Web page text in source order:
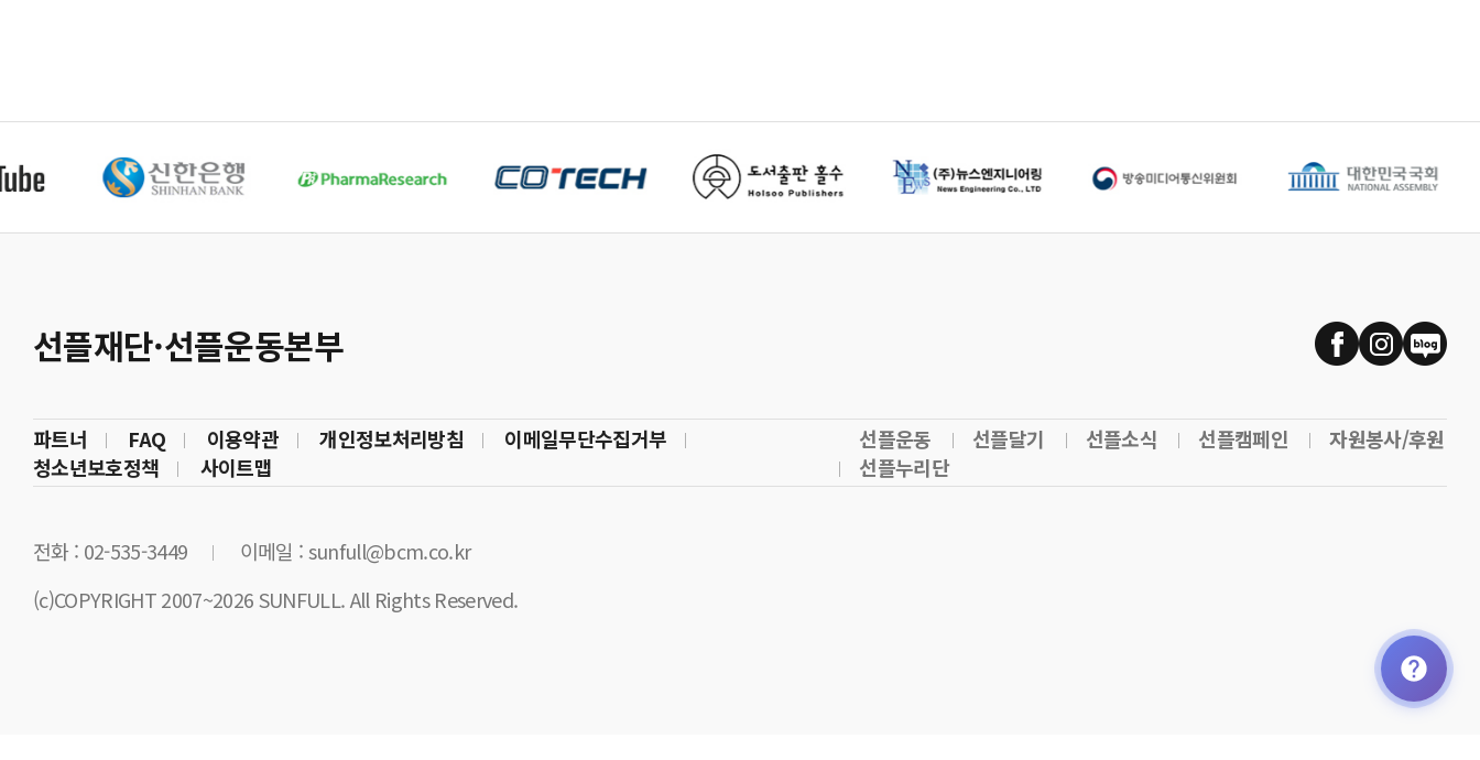
선플재단·선플운동본부
파트너 FAQ 이용약관 개인정보처리방침
이메일무단수집거부
청소년보호정책
사이트맵
선플운동 선플달기 선플소식 선플캠페인
자원봉사/후원
선플누리단
전화 : 02-535-3449
이메일 : sunfull@bcm.co.kr
(c)COPYRIGHT 2007~2026 SUNFULL. All Rights Reserved.